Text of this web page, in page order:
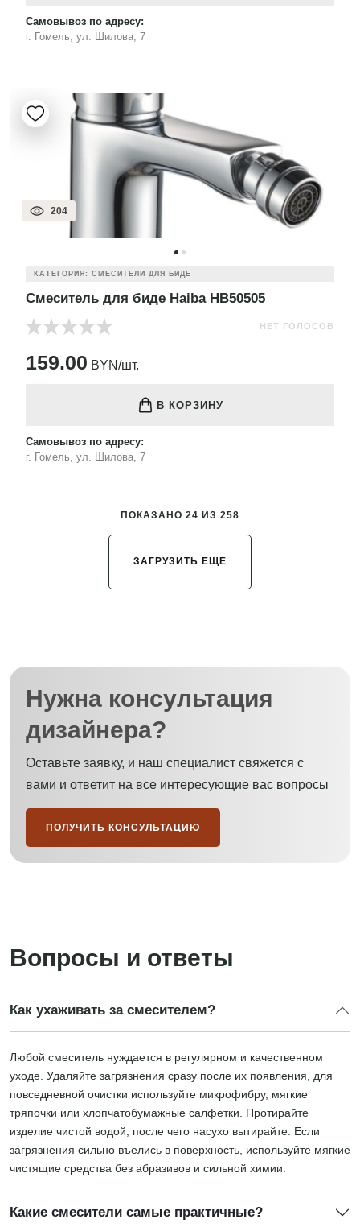
Самовывоз по адресу:
г. Гомель, ул. Шилова, 7
204
КАТЕГОРИЯ: СМЕСИТЕЛИ ДЛЯ БИДЕ
Смеситель для биде Haiba HB50505
НЕТ ГОЛОСОВ
159.00 BYN/шт.
В КОРЗИНУ
Самовывоз по адресу:
г. Гомель, ул. Шилова, 7
ПОКАЗАНО 24 ИЗ 258
ЗАГРУЗИТЬ ЕЩЕ
Нужна консультация
дизайнера?
Оставьте заявку, и наш специалист свяжется с
вами и ответит на все интересующие вас вопросы
ПОЛУЧИТЬ КОНСУЛЬТАЦИЮ
Вопросы и ответы
Как ухаживать за смесителем?
Любой смеситель нуждается в регулярном и качественном
уходе. Удаляйте загрязнения сразу после их появления, для
повседневной очистки используйте микрофибру, мягкие
тряпочки или хлопчатобумажные салфетки. Протирайте
изделие чистой водой, после чего насухо вытирайте. Если
загрязнения сильно въелись в поверхность, используйте мягкие
чистящие средства без абразивов и сильной химии.
Какие смесители самые практичные?